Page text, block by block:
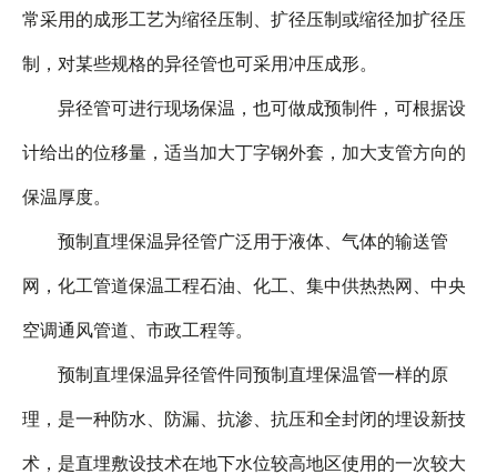
常采用的成形工艺为缩径压制、扩径压制或缩径加扩径压
制，对某些规格的异径管也可采用冲压成形。
异径管可进行现场保温，也可做成预制件，可根据设
计给出的位移量，适当加大丁字钢外套，加大支管方向的
保温厚度。
预制直埋保温异径管广泛用于液体、气体的输送管
网，化工管道保温工程石油、化工、集中供热热网、中央
空调通风管道、市政工程等。
预制直埋保温异径管件同预制直埋保温管一样的原
理，是一种防水、防漏、抗渗、抗压和全封闭的埋设新技
术，是直埋敷设技术在地下水位较高地区使用的一次较大